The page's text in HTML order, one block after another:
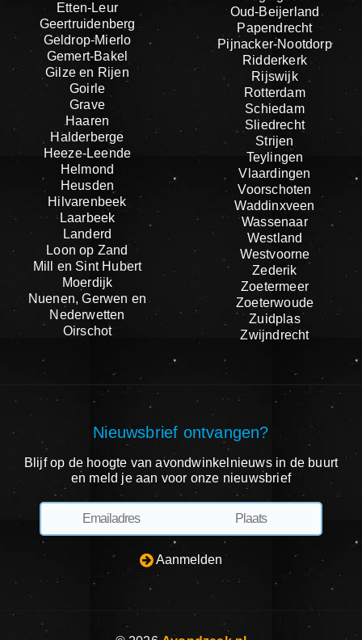
Etten-Leur
Geertruidenberg
Geldrop-Mierlo
Gemert-Bakel
Gilze en Rijen
Goirle
Grave
Haaren
Halderberge
Heeze-Leende
Helmond
Heusden
Hilvarenbeek
Laarbeek
Landerd
Loon op Zand
Mill en Sint Hubert
Moerdijk
Nuenen, Gerwen en
Nederwetten
Oirschot
Oud-Beijerland
Papendrecht
Pijnacker-Nootdorp
Ridderkerk
Rijswijk
Rotterdam
Schiedam
Sliedrecht
Strijen
Teylingen
Vlaardingen
Voorschoten
Waddinxveen
Wassenaar
Westland
Westvoorne
Zederik
Zoetermeer
Zoeterwoude
Zuidplas
Zwijndrecht
Nieuwsbrief ontvangen?
Blijf op de hoogte van avondwinkelnieuws in de buurt
en meld je aan voor onze nieuwsbrief
Aanmelden